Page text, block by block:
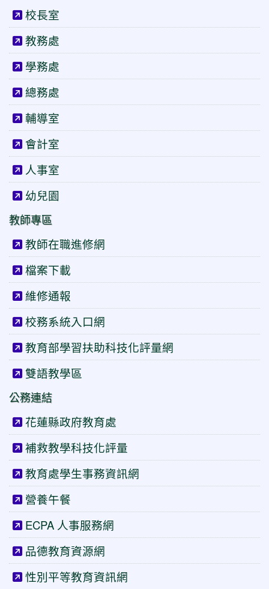
校長室
教務處
學務處
總務處
輔導室
會計室
人事室
幼兒園
教師專區
教師在職進修網
檔案下載
維修通報
校務系統入口網
教育部學習扶助科技化評量網
雙語教學區
公務連結
花蓮縣政府教育處
補救教學科技化評量
教育處學生事務資訊網
營養午餐
ECPA 人事服務網
品德教育資源網
性別平等教育資訊網